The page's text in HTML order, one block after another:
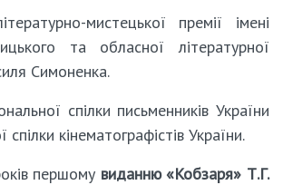
мистецької премії імені
та обласної літературної
Симоненка.
спілки письменників України
кінематографістів України.
першому виданню «Кобзаря» Т.Г.